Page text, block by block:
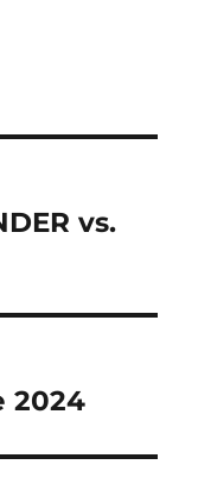
vs.
2024